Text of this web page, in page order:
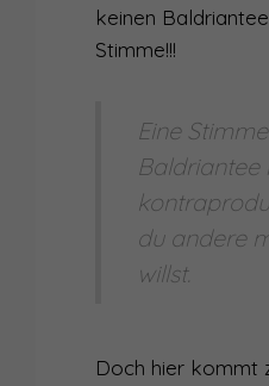
keinen
Stimme!!!
Eine
Baldriantee
du andere
willst.
Doch hier kommt